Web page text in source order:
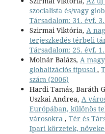
szocialista és/vagy
Társadalom: 31. évf.
Szirmai Viktória, A
terjeszkedés térbeli
Társadalom: 25. évf.
Molnár Balázs, A
globalizációs típusai,
szám (2006)
Hardi Tamás, Baráth
Uszkai Andrea, A
Európában, különös
városokra , Tér és
Ipari körzetek,